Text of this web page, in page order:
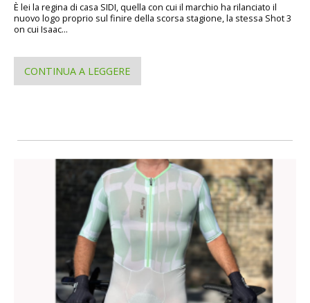
È lei la regina di casa SIDI, quella con cui il marchio ha rilanciato il
nuovo logo proprio sul finire della scorsa stagione, la stessa Shot 3
on cui Isaac...
CONTINUA A LEGGERE